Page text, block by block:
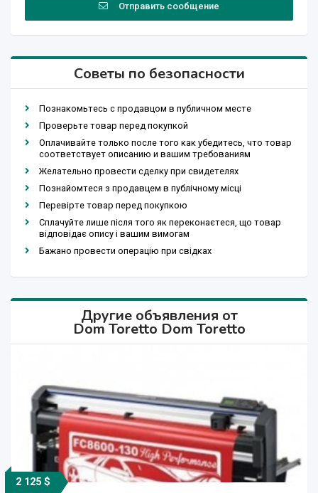
Отправить сообщение
Советы по безопасности
Познакомьтесь с продавцом в публичном месте
Проверьте товар перед покупкой
Оплачивайте только после того как убедитесь, что товар
соответствует описанию и вашим требованиям
Желательно провести сделку при свидетелях
Познайомтеся з продавцем в публічному місці
Перевірте товар перед покупкою
Сплачуйте лише після того як переконаєтеся, що товар
відповідає опису і вашим вимогам
Бажано провести операцію при свідках
Другие объявления от
Dom Toretto Dom Toretto
2 880 $
1 499 $
725 $
2 899 $
5 310 $
1 150 $
2 150 $
1 525 $
2 125 $ 2 880 $
1 499 $